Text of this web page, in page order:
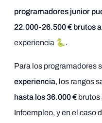
programadores junior
22.000-26.500 € brutos
experiencia 🐍.
Para los programadores
experiencia, los rangos
hasta los 36.000 €brutos
Infoempleo, y en el caso